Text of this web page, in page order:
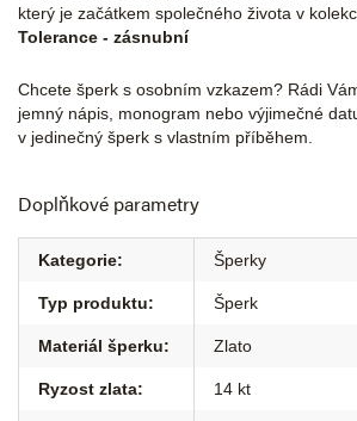
který je začátkem společného života v
Tolerance - zásnubní
Chcete šperk s osobním vzkazem? Rádi
jemný nápis, monogram nebo výjimečné
v jedinečný šperk s vlastním příběhem.
Doplňkové parametry
Kategorie: Šperky
Typ produktu: Šperk
Materiál šperku: Zlato
Ryzost zlata: 14 kt